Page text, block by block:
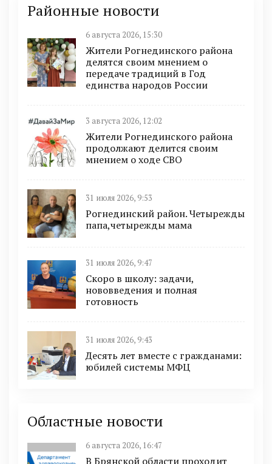
Районные новости
6 августа 2026, 15:30
Жители Рогнединского района
делятся своим мнением о
передаче традиций в Год
единства народов России
3 августа 2026, 12:02
Жители Рогнединского района
продолжают делится своим
мнением о ходе СВО
31 июля 2026, 9:53
Рогнединский район. Четырежды
папа,четырежды мама
31 июля 2026, 9:47
Скоро в школу: задачи,
нововведения и полная
готовность
31 июля 2026, 9:43
Десять лет вместе с гражданами:
юбилей системы МФЦ
Областные новости
6 августа 2026, 16:47
В Брянской области проходит